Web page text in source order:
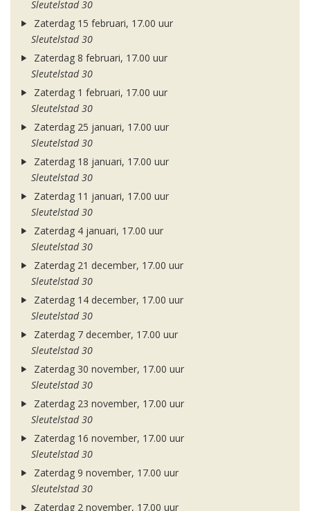
Sleutelstad 30
Zaterdag 15 februari, 17.00 uur
Sleutelstad 30
Zaterdag 8 februari, 17.00 uur
Sleutelstad 30
Zaterdag 1 februari, 17.00 uur
Sleutelstad 30
Zaterdag 25 januari, 17.00 uur
Sleutelstad 30
Zaterdag 18 januari, 17.00 uur
Sleutelstad 30
Zaterdag 11 januari, 17.00 uur
Sleutelstad 30
Zaterdag 4 januari, 17.00 uur
Sleutelstad 30
Zaterdag 21 december, 17.00 uur
Sleutelstad 30
Zaterdag 14 december, 17.00 uur
Sleutelstad 30
Zaterdag 7 december, 17.00 uur
Sleutelstad 30
Zaterdag 30 november, 17.00 uur
Sleutelstad 30
Zaterdag 23 november, 17.00 uur
Sleutelstad 30
Zaterdag 16 november, 17.00 uur
Sleutelstad 30
Zaterdag 9 november, 17.00 uur
Sleutelstad 30
Zaterdag 2 november, 17.00 uur